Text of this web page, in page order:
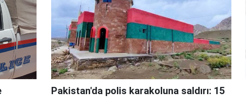
Pakistan'da polis karakoluna saldırı: 15